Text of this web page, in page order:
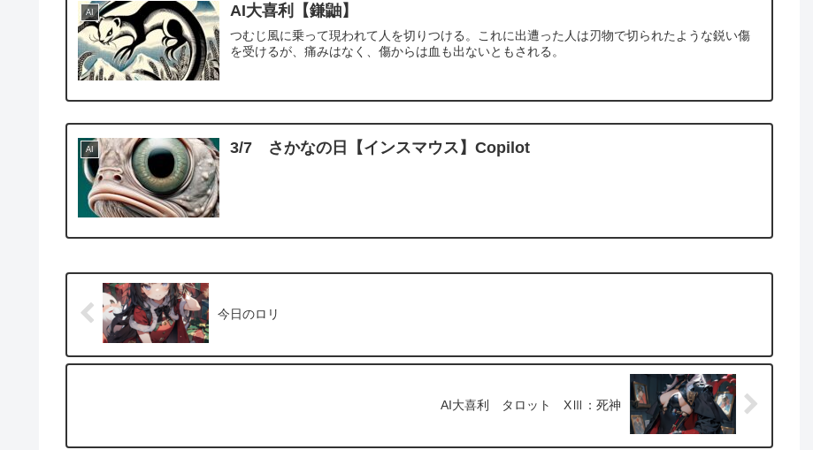
AI AI大喜利【鎌鼬】
つむじ風に乗って現われて人を切りつける。これに出遭った人は刃物で切られたような鋭い傷
を受けるが、痛みはなく、傷からは血も出ないともされる。
AI 3/7 さかなの日【インスマウス】Copilot
今日のロリ
AI大喜利 タロット XⅢ：死神